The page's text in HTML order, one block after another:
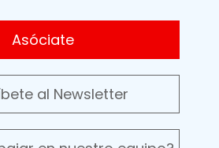
Asóciate
al Newsletter